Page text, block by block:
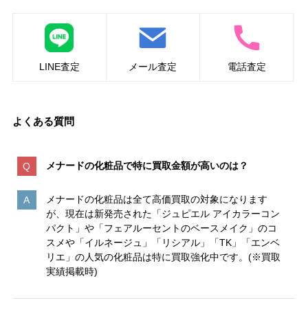
LINE査定 メール査定 電話査定
よくある質問
メナードの化粧品で特に買取金額が高いのは？
メナードの化粧品は全て高価買取の対象になります
が、現在は新発売された「ジュピエル アイカラーコン
パクト」や「フェアルーセントのベースメイク」のコ
スメや「イルネージュ」「リシアル」「TK」「エンベ
リエ」の人気の化粧品は特に買取強化中です。(※買取
実績掲載時)